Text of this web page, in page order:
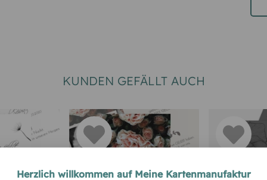
KUNDEN GEFÄLLT AUCH
Herzlich willkommen auf Meine Kartenmanufaktur